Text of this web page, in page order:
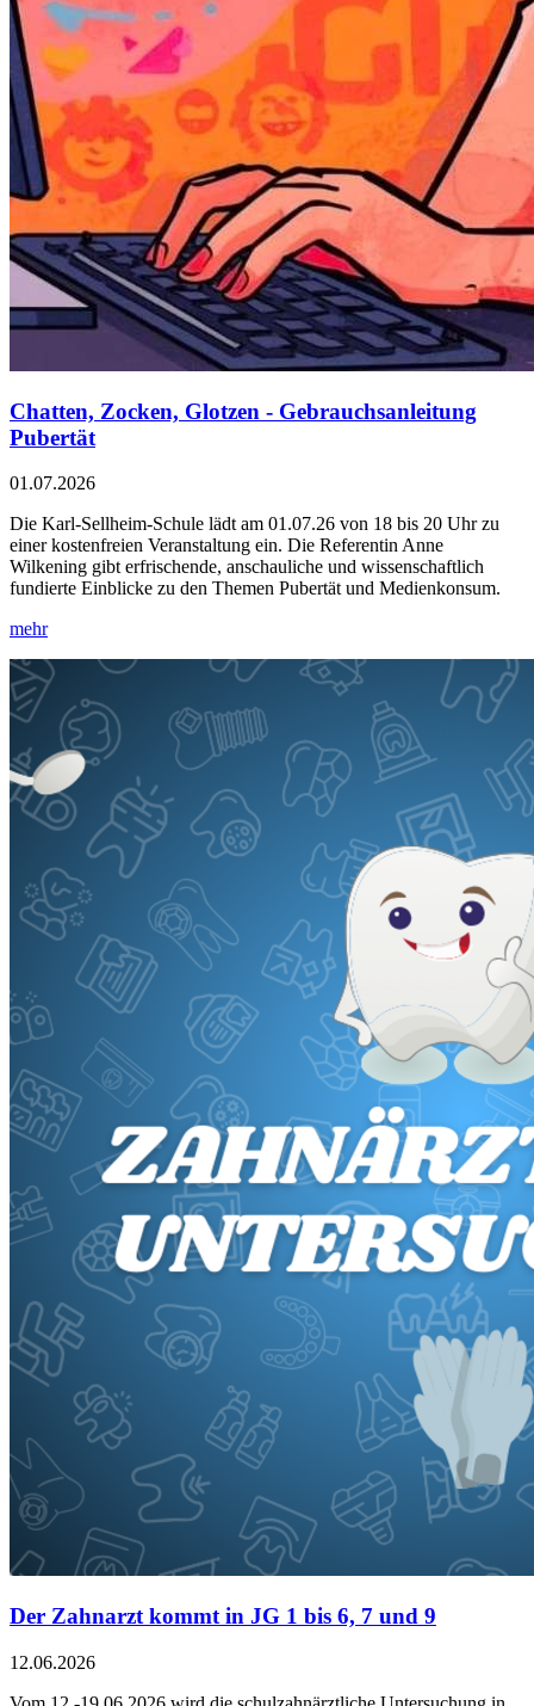
Chatten, Zocken, Glotzen - Gebrauchsanleitung
Pubertät
01.07.2026
Die Karl-Sellheim-Schule lädt am 01.07.26 von 18 bis 20 Uhr zu
einer kostenfreien Veranstaltung ein. Die Referentin Anne
Wilkening gibt erfrischende, anschauliche und wissenschaftlich
fundierte Einblicke zu den Themen Pubertät und Medienkonsum.
mehr
Der Zahnarzt kommt in JG 1 bis 6, 7 und 9
12.06.2026